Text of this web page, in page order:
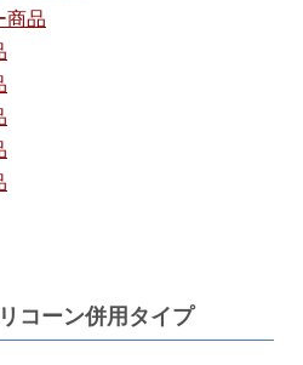
商品
コーン併用タイプ